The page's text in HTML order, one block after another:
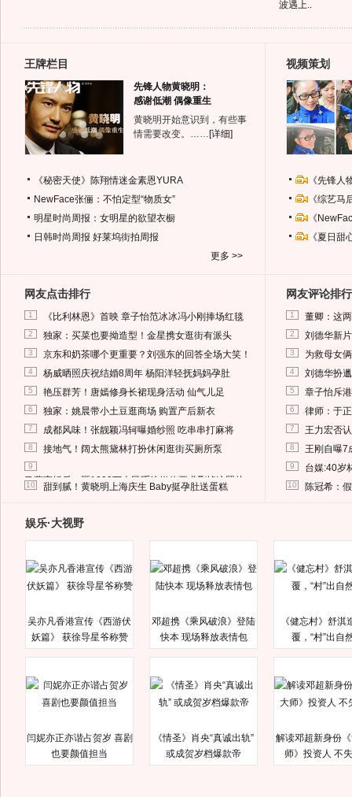
波遇上..
王牌栏目
先锋人物黄晓明：
感谢低潮 偶像重生
黄晓明开始意识到，有些事
情需要改变。…… [详细]
《秘密天使》陈翔情迷金素恩YURA
NewFace张俪：不怕定型“物质女”
明星时尚周报：女明星的欲望衣橱
日韩时尚周报 好莱坞街拍周报
更多 >>
视频策划
《先锋
《综艺
《
《夏日
网友点击排行
1 《比利林恩》首映 章子怡范冰冰冯小刚捧场红毯
2 独家：买菜也要拗造型！金星携女逛街有派头
3 京东和奶茶哪个更重要？刘强东的回答全场大笑！
4 杨威晒照庆祝结婚8周年 杨阳洋轻抚妈妈孕肚
5 艳压群芳！唐嫣修身长裙现身活动 仙气儿足
6 独家：姚晨带小土豆逛商场 购置产后新衣
7 成都风味！张靓颖冯轲曝婚纱照 吃串串打麻将
8 接地气！阔太熊黛林打扮休闲逛街买厕所泵
9
马蓉离婚后，砸1000万人民币给媒体要求删掉这照片
10 甜到腻！黄晓明上海庆生 Baby挺孕肚送蛋糕
网友评论排行
1 董卿：这
2 刘德华新
3 为救母女
4 刘德华扮
5 章子怡斥
6 律师：于
7 王力宏否
8 王刚自曝7
9 台媒:40岁
10 陈冠希：
娱乐·大视野
吴亦凡香港宣传《西游伏
妖篇》 获徐导星爷称赞
邓超携《乘风破浪》登陆
快本 现场释放表情包
《健忘村》舒淇
覆，“村”出自
闫妮亦正亦谐占贺岁 喜剧
也要颜值担当
《情圣》肖央“真诚出轨”
或成贺岁档爆款帝
解读邓超新身份
师》投资人 不